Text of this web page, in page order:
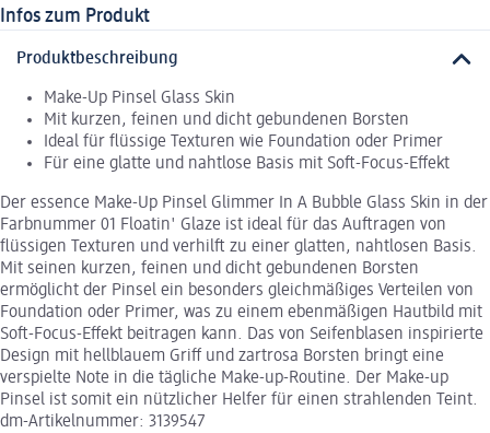
Infos zum Produkt
Produktbeschreibung
Make-Up Pinsel Glass Skin
Mit kurzen, feinen und dicht gebundenen Borsten
Ideal für flüssige Texturen wie Foundation oder Primer
Für eine glatte und nahtlose Basis mit Soft-Focus-Effekt
Der essence Make-Up Pinsel Glimmer In A Bubble Glass Skin in der
Farbnummer 01 Floatin' Glaze ist ideal für das Auftragen von
flüssigen Texturen und verhilft zu einer glatten, nahtlosen Basis.
Mit seinen kurzen, feinen und dicht gebundenen Borsten
ermöglicht der Pinsel ein besonders gleichmäßiges Verteilen von
Foundation oder Primer, was zu einem ebenmäßigen Hautbild mit
Soft-Focus-Effekt beitragen kann. Das von Seifenblasen inspirierte
Design mit hellblauem Griff und zartrosa Borsten bringt eine
verspielte Note in die tägliche Make-up-Routine. Der Make-up
Pinsel ist somit ein nützlicher Helfer für einen strahlenden Teint.
dm-Artikelnummer: 3139547